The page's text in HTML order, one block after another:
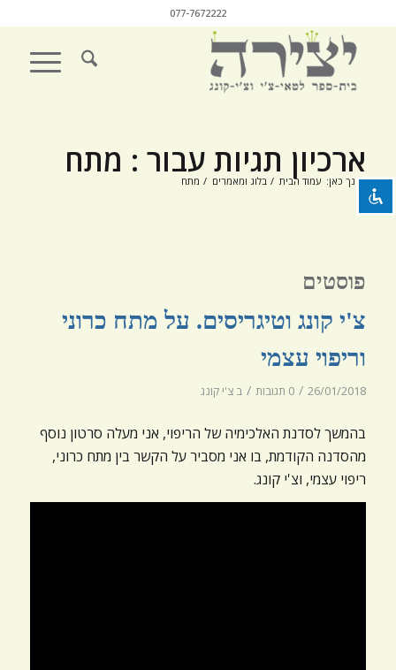
visibility_off השבת את ההבזקים
settings צבע רקע
גופן קריא
ניגודיות בהירה
format_underlined הוסף קו תחתון לקישורים
font_download סמן קישורים
077-7672222
ארכיון תגיות עבור : מתח
הנך כאן: עמוד הבית / בלוג ומאמרים / מתח
פוסטים
צ'י קונג וטיגריסים. על מתח כרוני
וריפוי עצמי
26/01/2018
/ 0 תגובות / ב צ'י קונג
בהמשך לסדנת האלכימיה של הריפוי, אני מעלה סרטון נוסף
מהסדנה הקודמת, בו אני מסביר על הקשר בין מתח כרוני,
ריפוי עצמי, וצ'י קונג.